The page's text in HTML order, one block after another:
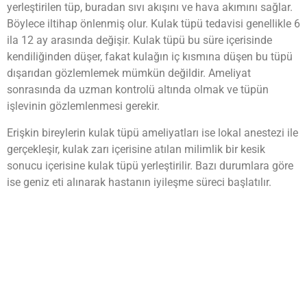
yerleştirilen tüp, buradan sıvı akışını ve hava akımını sağlar.
Böylece iltihap önlenmiş olur. Kulak tüpü tedavisi genellikle 6
ila 12 ay arasında değişir. Kulak tüpü bu süre içerisinde
kendiliğinden düşer, fakat kulağın iç kısmına düşen bu tüpü
dışarıdan gözlemlemek mümkün değildir. Ameliyat
sonrasında da uzman kontrolü altında olmak ve tüpün
işlevinin gözlemlenmesi gerekir.
Erişkin bireylerin kulak tüpü ameliyatları ise lokal anestezi ile
gerçekleşir, kulak zarı içerisine atılan milimlik bir kesik
sonucu içerisine kulak tüpü yerleştirilir. Bazı durumlara göre
ise geniz eti alınarak hastanın iyileşme süreci başlatılır.